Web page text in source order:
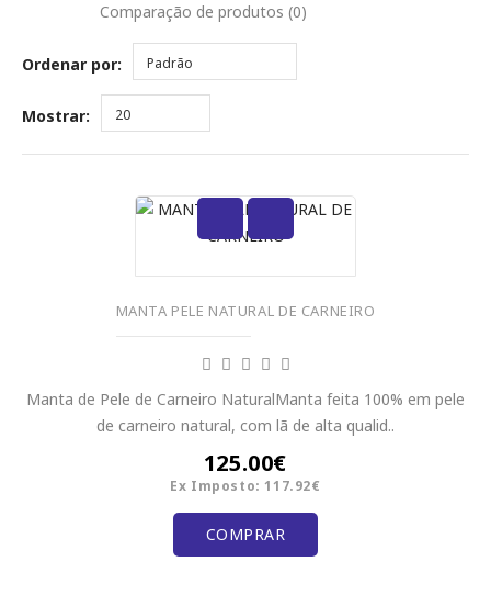
Comparação de produtos (0)
Ordenar por: Padrão
Mostrar: 20
MANTA PELE NATURAL DE CARNEIRO
Manta de Pele de Carneiro NaturalManta feita 100% em pele
de carneiro natural, com lã de alta qualid..
125.00€
Ex Imposto: 117.92€
COMPRAR